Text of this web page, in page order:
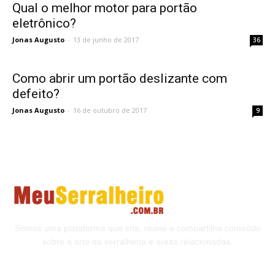
Qual o melhor motor para portão
eletrônico?
Jonas Augusto - 13 de junho de 2017 36
Como abrir um portão deslizante com
defeito?
Jonas Augusto - 16 de outubro de 2017 9